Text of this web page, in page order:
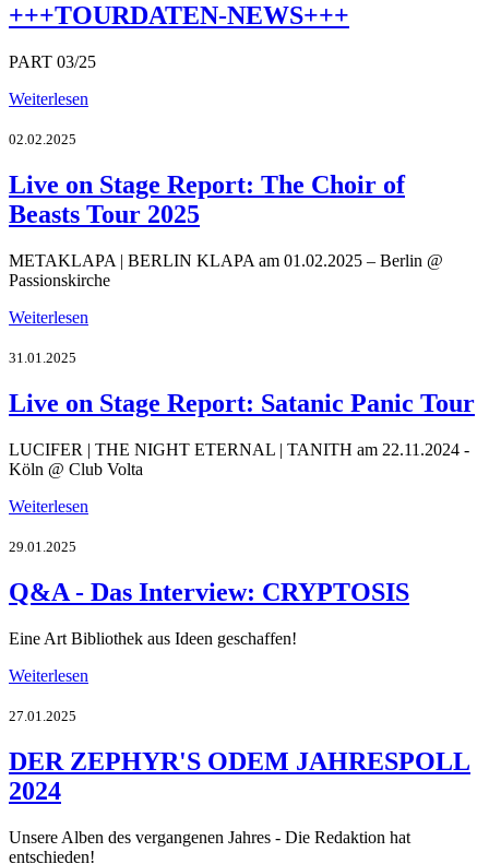
+++TOURDATEN-NEWS+++
PART 03/25
Weiterlesen
02.02.2025
Live on Stage Report: The Choir of
Beasts Tour 2025
METAKLAPA | BERLIN KLAPA am 01.02.2025 – Berlin @
Passionskirche
Weiterlesen
31.01.2025
Live on Stage Report: Satanic Panic Tour
LUCIFER | THE NIGHT ETERNAL | TANITH am 22.11.2024 -
Köln @ Club Volta
Weiterlesen
29.01.2025
Q&A - Das Interview: CRYPTOSIS
Eine Art Bibliothek aus Ideen geschaffen!
Weiterlesen
27.01.2025
DER ZEPHYR'S ODEM JAHRESPOLL
2024
Unsere Alben des vergangenen Jahres - Die Redaktion hat
entschieden!